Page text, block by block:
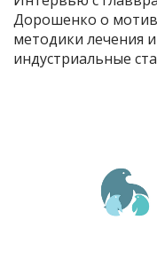
Дорошенко о
методики лечения
индустриальные